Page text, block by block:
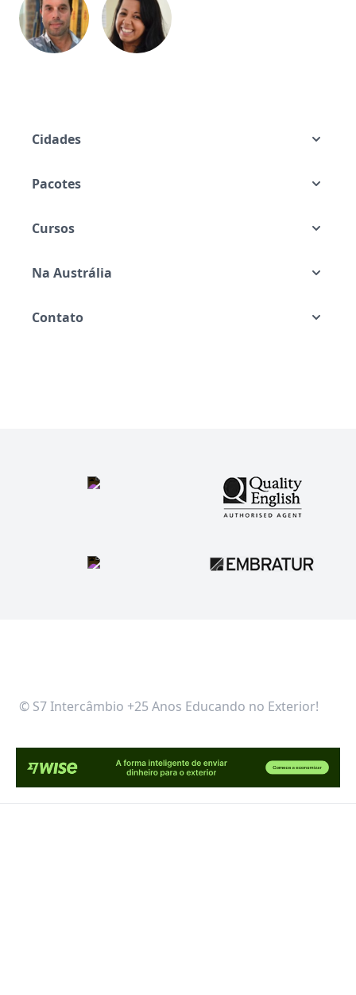
Cidades
Pacotes
Cursos
Na Austrália
Contato
© S7 Intercâmbio +25 Anos Educando no Exterior!